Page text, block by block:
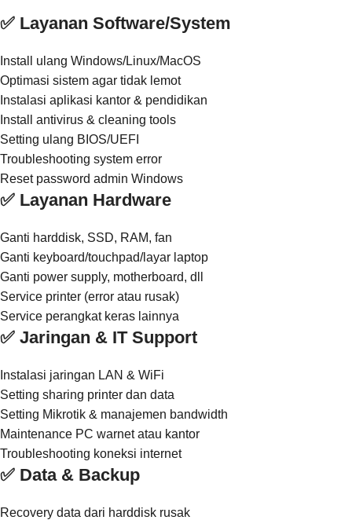
✅ Layanan Software/System
Install ulang Windows/Linux/MacOS
Optimasi sistem agar tidak lemot
Instalasi aplikasi kantor & pendidikan
Install antivirus & cleaning tools
Setting ulang BIOS/UEFI
Troubleshooting system error
Reset password admin Windows
✅ Layanan Hardware
Ganti harddisk, SSD, RAM, fan
Ganti keyboard/touchpad/layar laptop
Ganti power supply, motherboard, dll
Service printer (error atau rusak)
Service perangkat keras lainnya
✅ Jaringan & IT Support
Instalasi jaringan LAN & WiFi
Setting sharing printer dan data
Setting Mikrotik & manajemen bandwidth
Maintenance PC warnet atau kantor
Troubleshooting koneksi internet
✅ Data & Backup
Recovery data dari harddisk rusak